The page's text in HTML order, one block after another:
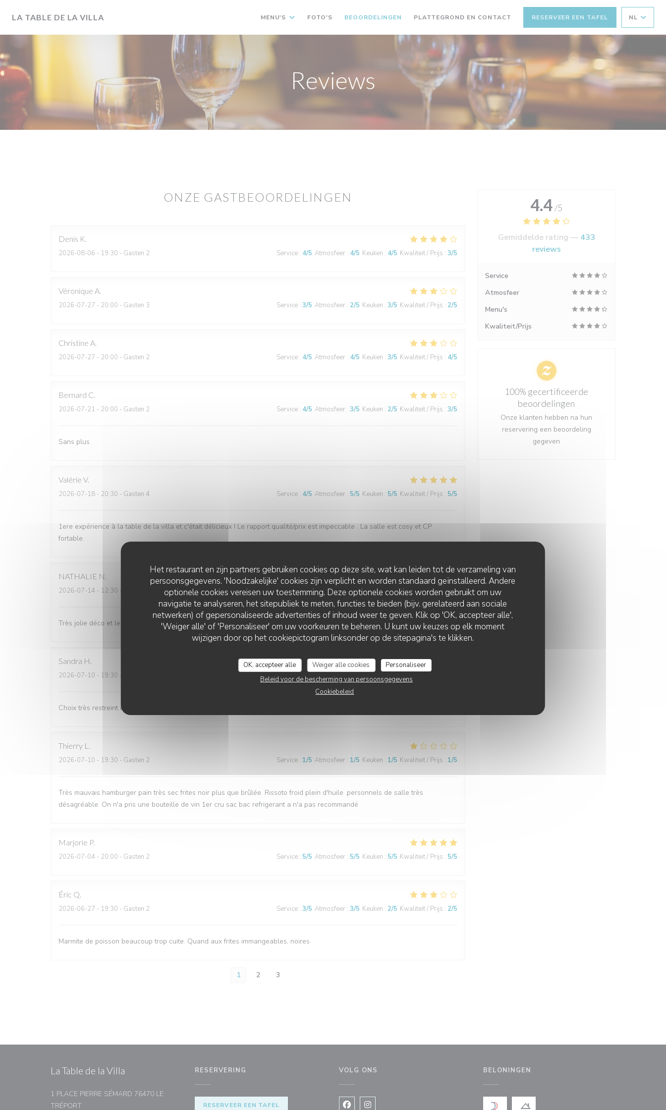
Het restaurant en zijn partners gebruiken cookies op deze site, wat kan leiden tot de verzameling van
persoonsgegevens. 'Noodzakelijke' cookies zijn verplicht en worden standaard geïnstalleerd. Andere
optionele cookies vereisen uw toestemming. Deze optionele cookies worden gebruikt om uw
navigatie te analyseren, het sitepubliek te meten, functies te bieden (bijv. gerelateerd aan sociale
netwerken) of gepersonaliseerde advertenties of inhoud weer te geven. Klik op 'OK, accepteer alle',
'Weiger alle' of 'Personaliseer' om uw voorkeuren te beheren. U kunt uw keuzes op elk moment
wijzigen door op het cookiepictogram linksonder op de sitepagina's te klikken.
OK, accepteer alle Weiger alle cookies
Personaliseer
Beleid voor de bescherming van persoonsgegevens
Cookiebeleid
LA TABLE DE LA VILLA MENU'S FOTO'S BEOORDELINGEN PLATTEGROND EN CONTACT RESERVEER EEN TAFEL NL
Reviews
ONZE GASTBEOORDELINGEN
Denis K
2026-08-06 - 19:30 - Gasten 2 Service : 4/5 Atmosfeer : 4/5 Keuken : 4/5 Kwaliteit / Prijs : 3/5
Véronique A
2026-07-27 - 20:00 - Gasten 3 Service : 3/5 Atmosfeer : 2/5 Keuken : 3/5 Kwaliteit / Prijs : 2/5
Christine A
2026-07-27 - 20:00 - Gasten 2 Service : 4/5 Atmosfeer : 4/5 Keuken : 3/5 Kwaliteit / Prijs : 4/5
Bernard C
2026-07-21 - 20:00 - Gasten 2 Service : 4/5 Atmosfeer : 3/5 Keuken : 2/5 Kwaliteit / Prijs : 3/5
Sans plus
Valérie V
2026-07-18 - 20:30 - Gasten 4 Service : 4/5 Atmosfeer : 5/5 Keuken : 5/5 Kwaliteit / Prijs : 5/5
1ere expérience à la table de la villa et c'était délicieux ! Le rapport qualité/prix est impeccable . La salle est cosy et CP
fortable.
NATHALIE N
2026-07-14 - 12:30 - Gasten 1 Service:5/5 Atmosfeer: 5/5 Keuken :5/5 Kwaliteit / Prijs :5/5
Très jolie déco et les plats sont généreux. Je recommande
Sandra H
2026-07-10 - 19:30 - Gasten 2 Service : 5 Atmosfeer
Choix très restreint en terme d'apéritif et de plats mais le personnel est très accueillant
Thierry L
2026-07-10 - 19:30 - Gasten 2 Service : 1/5 Atmosfeer : 1/5 Keuken : 1/5 Kwaliteit / Prijs : 1/5
Très mauvais hamburger pain très sec frites noir plus que brûlée. Rissoto froid plein d'huile .personnels de salle très
désagréable. On n'a pris une bouteille de vin 1er cru sac bac refrigerant a n'a pas recommandé
Marjorie P
2026-07-04 - 20:00 - Gasten 2 Service : 5/5 Atmosfeer : 5/5 Keuken : 5/5 Kwaliteit / Prijs : 5/5
Éric Q
2026-06-27 - 19:30 - Gasten 2 Service : 3/5 Atmosfeer : 3/5 Keuken : 2/5 Kwaliteit / Prijs : 2/5
Marmite de poisson beaucoup trop cuite. Quand aux frites immangeables, noires
1 2 3
4.4 /5
Gemiddelde rating — 433
reviews
Service
Atmosfeer
Menu's
Kwaliteit/Prijs
100% gecertificeerde
beoordelingen
Onze klanten hebben na hun
reservering een beoordeling
gegeven
La Table de la Villa
1 PLACE PIERRE SÉMARD 76470 LE
TRÉPORT((opent in een nieuw venster))
RESERVERING
RESERVEER EEN TAFEL
VOLG ONS BELONINGEN
LA TABLE DE LA VILLA